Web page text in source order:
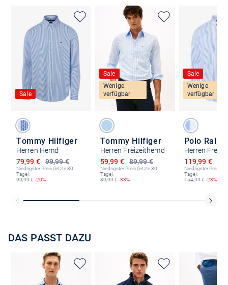
Sale
Tommy Hilfiger
Herren Hemd
99,99 €
Ermäßigter Preis
79,99 €
Niedrigster Preis (letzte 30
Tage):
99,99€ -20%
Sale
Wenige
verfügbar
Tommy Hilfiger
Herren Freizeithemd
89,99 €
Ermäßigter Preis
59,99 €
Niedrigster Preis (letzte 30
Tage):
89,99€ -33%
Sale
Wenige
verfügbar
Ermäßigter
119,99 €
Niedrigster Preis
Tage):
154,99€ -23%
DAS PASST DAZU